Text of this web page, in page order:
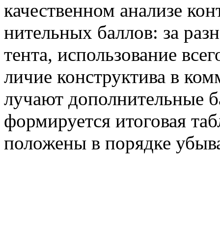
ка­че­ствен­ном ана­ли­зе
ни­тель­ных бал­лов: за
тен­та, ис­поль­зо­ва­ние
ли­чие кон­струк­ти­ва в
лу­ча­ют до­пол­ни­тель­ные
фор­ми­ру­ет­ся ито­го­вая
по­ло­же­ны в по­ряд­ке